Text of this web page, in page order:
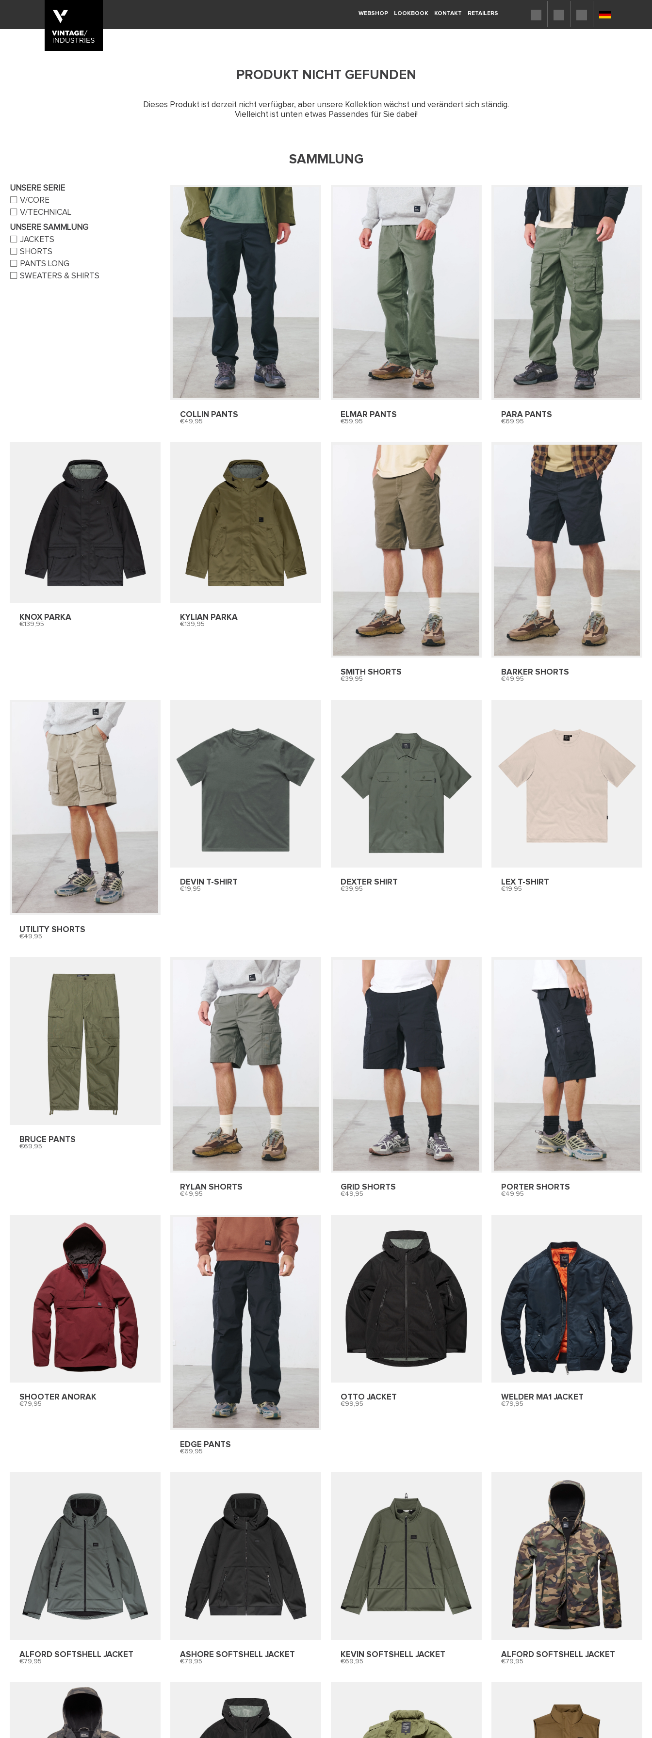
WEBSHOP LOOKBOOK KONTAKT RETAILERS
PRODUKT NICHT GEFUNDEN
Dieses Produkt ist derzeit nicht verfügbar, aber unsere Kollektion wächst und verändert sich ständig.
Vielleicht ist unten etwas Passendes für Sie dabei!
SAMMLUNG
UNSERE SERIE
V/CORE
V/TECHNICAL
UNSERE SAMMLUNG
JACKETS
SHORTS
PANTS LONG
SWEATERS & SHIRTS
COLLIN PANTS
49,95
ELMAR PANTS
59,95
PARA PANTS
69,95
KNOX PARKA
139,95
KYLIAN PARKA
139,95
SMITH SHORTS
39,95
BARKER SHORTS
49,95
UTILITY SHORTS
49,95
DEVIN T-SHIRT
19,95
DEXTER SHIRT
39,95
LEX T-SHIRT
19,95
BRUCE PANTS
69,95
RYLAN SHORTS
49,95
GRID SHORTS
49,95
PORTER SHORTS
49,95
SHOOTER ANORAK
79,95
EDGE PANTS
69,95
OTTO JACKET
99,95
WELDER MA1 JACKET
79,95
ALFORD SOFTSHELL JACKET
79,95
ASHORE SOFTSHELL JACKET
79,95
KEVIN SOFTSHELL JACKET
69,95
ALFORD SOFTSHELL JACKET
79,95